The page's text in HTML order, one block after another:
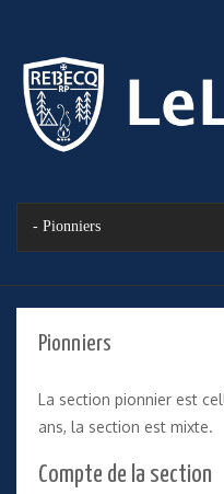
Pionniers
La section pionnier est
ans, la section est mixte.
Compte de la section